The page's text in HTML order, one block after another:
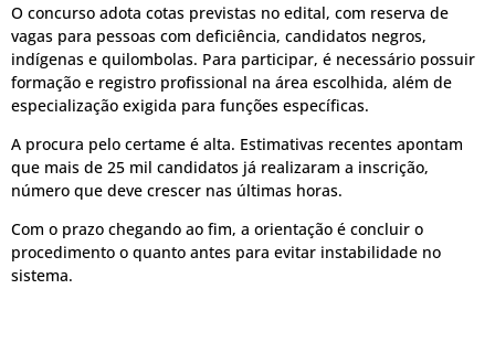
O concurso adota cotas previstas no edital, com reserva de
vagas para pessoas com deficiência, candidatos negros,
indígenas e quilombolas. Para participar, é necessário possuir
formação e registro profissional na área escolhida, além de
especialização exigida para funções específicas.
A procura pelo certame é alta. Estimativas recentes apontam
que mais de 25 mil candidatos já realizaram a inscrição,
número que deve crescer nas últimas horas.
Com o prazo chegando ao fim, a orientação é concluir o
procedimento o quanto antes para evitar instabilidade no
sistema.